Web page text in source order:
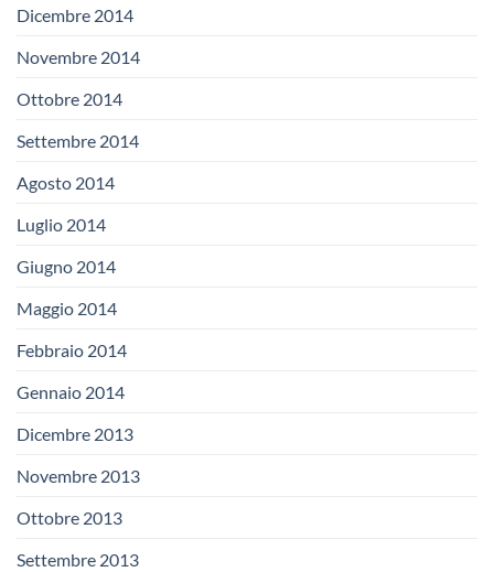
Dicembre 2014
Novembre 2014
Ottobre 2014
Settembre 2014
Agosto 2014
Luglio 2014
Giugno 2014
Maggio 2014
Febbraio 2014
Gennaio 2014
Dicembre 2013
Novembre 2013
Ottobre 2013
Settembre 2013